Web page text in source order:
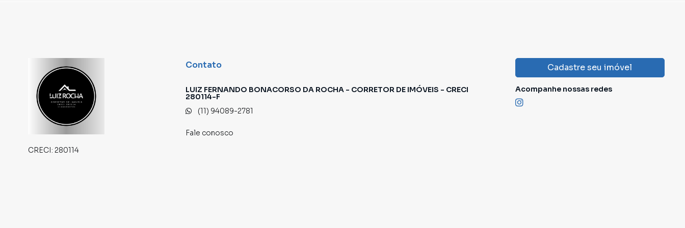
atendimento preparada para atender proprietários e inquilinos.
CRECI: 280114
Contato
LUIZ FERNANDO BONACORSO DA ROCHA - CORRETOR DE IMÓVEIS - CRECI
280114-F
(11) 94089-2781
Fale conosco
Cadastre seu imóvel
Acompanhe nossas redes